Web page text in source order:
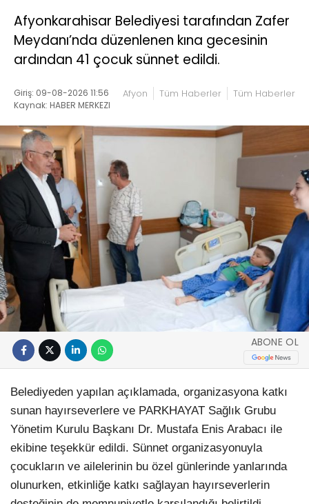
Afyonkarahisar Belediyesi tarafından Zafer
Meydanı’nda düzenlenen kına gecesinin
ardından 41 çocuk sünnet edildi.
Giriş: 09-08-2026 11:56
Kaynak: HABER MERKEZI
Afyon Tüm Haberler Tüm Haberler
ABONE OL
Belediyeden yapılan açıklamada, organizasyona katkı
sunan hayırseverlere ve PARKHAYAT Sağlık Grubu
Yönetim Kurulu Başkanı Dr. Mustafa Enis Arabacı ile
ekibine teşekkür edildi. Sünnet organizasyonuyla
çocukların ve ailelerinin bu özel günlerinde yanlarında
olunurken, etkinliğe katkı sağlayan hayırseverlerin